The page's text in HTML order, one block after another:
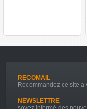
RECOMAIL
Recommandez ce site a
NEWSLETTRE